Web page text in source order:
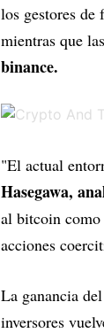
los gestores de
mientras que
binance.
"El actual
Hasegawa,
al bitcoin como
acciones
La ganancia
inversores